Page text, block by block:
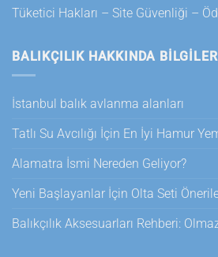
Tüketici Hakları – Site Güvenliği –
BALIKÇILIK HAKKINDA BILGILER
İstanbul balık avlanma alanları
Tatlı Su Avcılığı İçin En İyi Hamur
Alamatra İsmi Nereden Geliyor?
Yeni Başlayanlar İçin Olta Seti
Balıkçılık Aksesuarları Rehberi: